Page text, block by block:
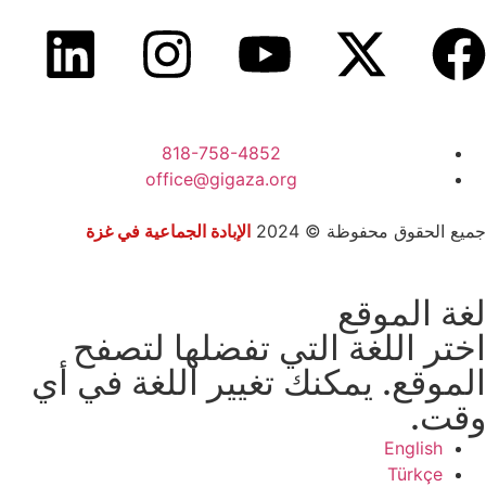
818-758-4852
office@gigaza.org
جميع الحقوق محفوظة © 2024 الإبادة الجماعية في غزة
لغة الموقع
اختر اللغة التي تفضلها لتصفح
الموقع. يمكنك تغيير اللغة في أي
وقت.
English
Türkçe